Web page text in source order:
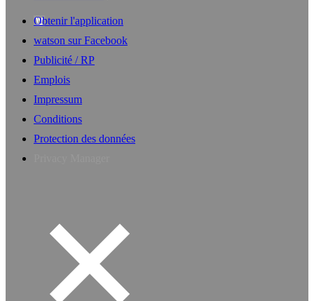
Obtenir l'application
watson sur Facebook
Publicité / RP
Emplois
Impressum
Conditions
Protection des données